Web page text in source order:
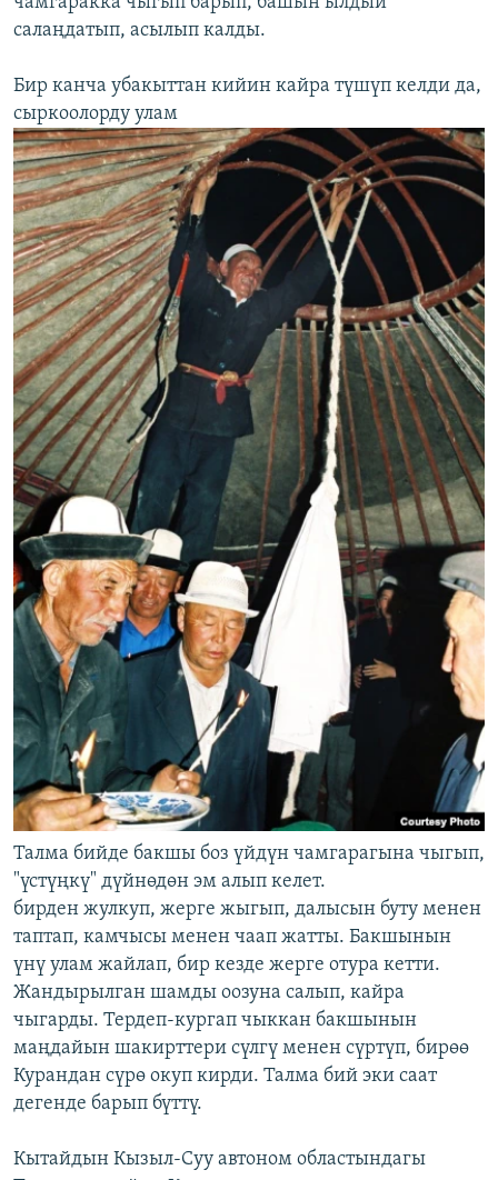
салаңдатып, асылып калды.
Бир канча убакыттан кийин кайра түшүп келди да,
сыркоолорду улам
Талма бийде бакшы боз үйдүн чамгарагына чыгып,
"үстүңкү" дүйнөдөн эм алып келет.
бирден жулкуп, жерге жыгып, далысын буту менен
таптап, камчысы менен чаап жатты. Бакшынын
үнү улам жайлап, бир кезде жерге отура кетти.
Жандырылган шамды оозуна салып, кайра
чыгарды. Тердеп-кургап чыккан бакшынын
маңдайын шакирттери сүлгү менен сүртүп, бирөө
Курандан сүрө окуп кирди. Талма бий эки саат
дегенде барып бүттү.
Кытайдын Кызыл-Суу автоном областындагы